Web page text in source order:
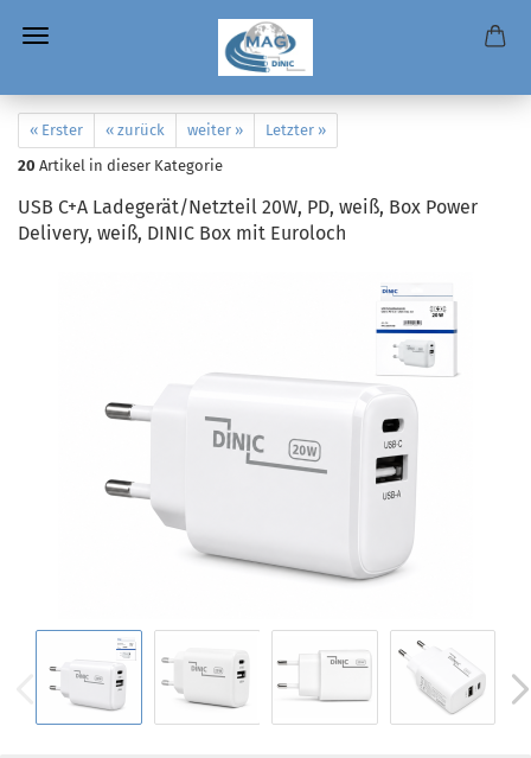
« Erster « zurück weiter »
Letzter »
20 Artikel in dieser Kategorie
USB C+A Ladegerät/Netzteil 20W, PD, weiß, Box Power
Delivery, weiß, DINIC Box mit Euroloch